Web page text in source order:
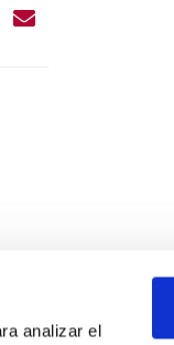
analizar el